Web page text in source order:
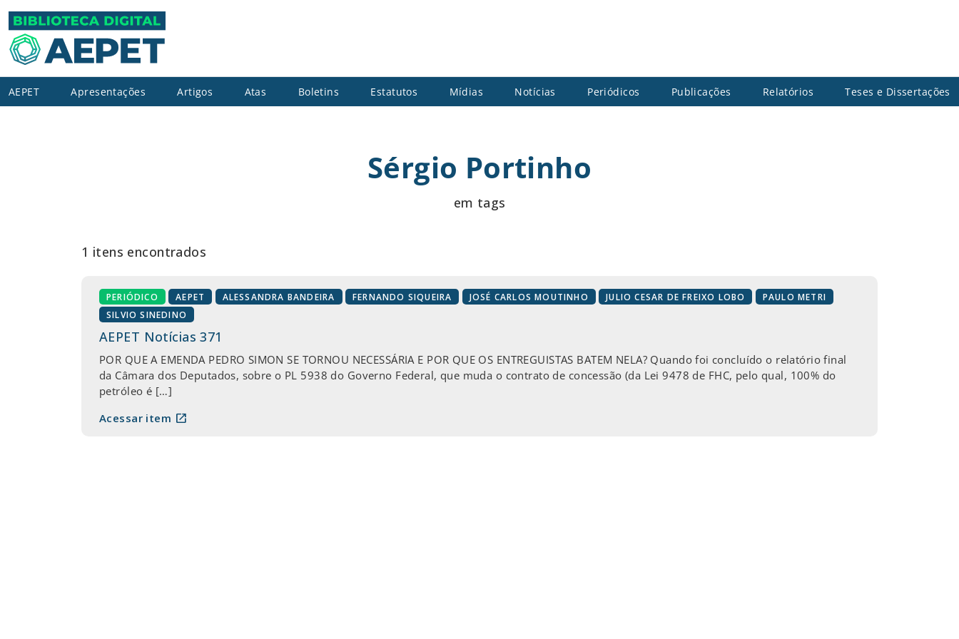
AEPET Apresentações Artigos Atas Boletins Estatutos Mídias Notícias Periódicos Publicações Relatórios Teses e Dissertações
Sérgio Portinho
em tags
1 itens encontrados
PERIÓDICO AEPET ALESSANDRA BANDEIRA FERNANDO SIQUEIRA JOSÉ CARLOS MOUTINHO JULIO CESAR DE FREIXO LOBO
PAULO METRI
SILVIO SINEDINO
AEPET Notícias 371
POR QUE A EMENDA PEDRO SIMON SE TORNOU NECESSÁRIA E POR QUE OS ENTREGUISTAS BATEM NELA? Quando foi concluído o relatório final
da Câmara dos Deputados, sobre o PL 5938 do Governo Federal, que muda o contrato de concessão (da Lei 9478 de FHC, pelo qual, 100% do
petróleo é […]
Acessar item open_in_new